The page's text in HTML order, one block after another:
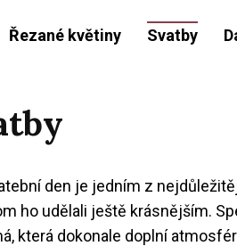
Řezané květiny Svatby
den je jedním z
ho udělali ještě krásnějším.
která dokonale doplní